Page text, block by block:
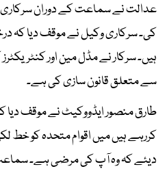
عدالت نے سماعت کے دوران سرکاری
کی۔ سرکاری وکیل نے موقف دیا کہ
ہیں۔ سرکار نے مڈل مین اور
سے متعلق قانون سازی کی ہے۔
طارق منصور ایڈووکیٹ نے موقف دیا
کررہے ہیں میں اقوام متحدہ کو خط
دیئے کہ وہ آپ کی مرضی ہے۔